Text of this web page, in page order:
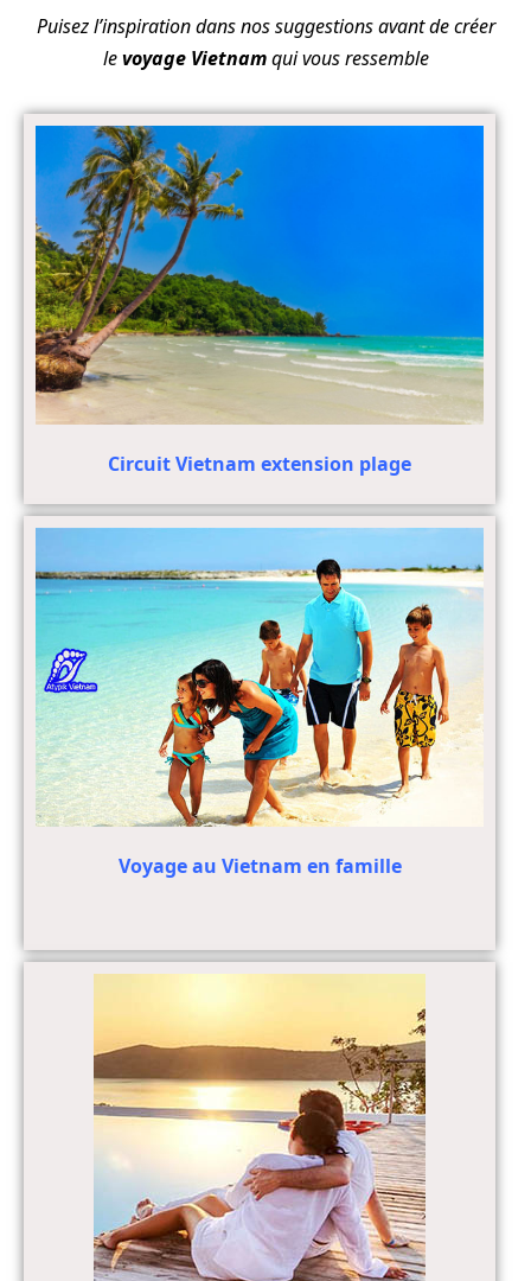
Puisez l’inspiration dans nos suggestions avant de créer
levoyage Vietnamqui vous ressemble
Circuit Vietnam extension plage
Voyage au Vietnam en famille